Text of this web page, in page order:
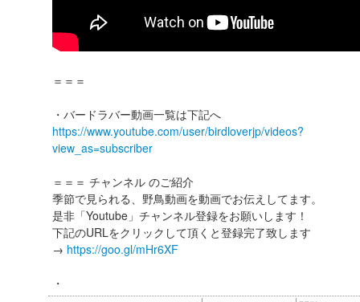
＝＝＝
・バードラバー動画一覧は下記へ
https://www.youtube.com/user/birdloverjp/videos?
view_as=subscriber
＝＝＝ チャンネル のご紹介
季節で見られる、野鳥動画を動画でお伝えしてます。
是非「Youtube」チャンネル登録をお願いします！
下記のURLをクリックして頂くと登録完了致します
→ https://goo.gl/mHr6XF
・